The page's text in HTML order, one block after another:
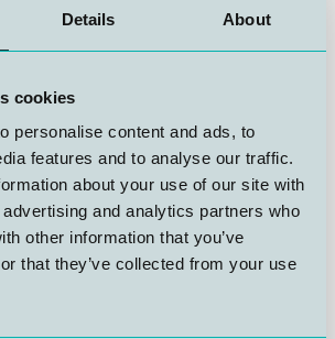
Details About
cookies
personalise content and ads, to
features and to analyse our traffic.
about your use of our site with
and analytics partners who
other information that you’ve
that they’ve collected from your use
er alle pakker tatt. Det er en
i den norske dykke- og
2026 arrangeres 3.-4.
Flesland Airport Hotel i Bergen.
til fagforedrag, praktiske caser og
sikkerhet og regelverk, sammen med
mellom roller og virksomheter som
i samme rom.